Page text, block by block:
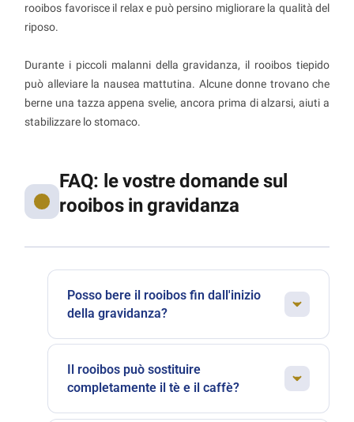
rooibos favorisce il relax e può persino migliorare la qualità del
riposo.
Durante i piccoli malanni della gravidanza, il rooibos tiepido
può alleviare la nausea mattutina. Alcune donne trovano che
berne una tazza appena svelie, ancora prima di alzarsi, aiuti a
stabilizzare lo stomaco.
FAQ: le vostre domande sul
rooibos in gravidanza
Posso bere il rooibos fin dall'inizio
della gravidanza?
Assolutamente! Il rooibos non presenta alcuna
controindicazione in gravidanza, nemmeno
nelle prime settimane. Al contrario, è spesso il
Il rooibos può sostituire
completamente il tè e il caffè?